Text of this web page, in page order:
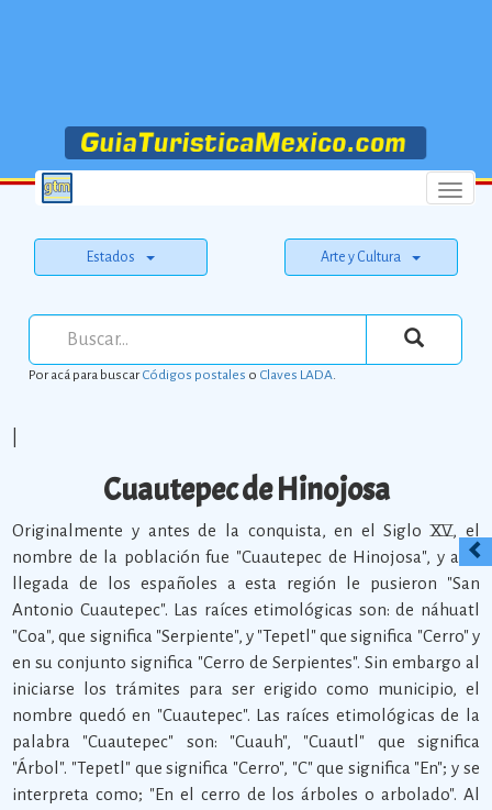
Menu
Estados Arte y Cultura
Por acá para buscarCódigos postales o Claves LADA.
Cuautepec de Hinojosa
Originalmente y antes de la conquista, en el Siglo XV, el
nombre de la población fue "Cuautepec de Hinojosa", y a la
llegada de los españoles a esta región le pusieron "San
Antonio Cuautepec". Las raíces etimológicas son: de náhuatl
"Coa", que significa "Serpiente", y "Tepetl" que significa "Cerro" y
en su conjunto significa "Cerro de Serpientes". Sin embargo al
iniciarse los trámites para ser erigido como municipio, el
nombre quedó en "Cuautepec". Las raíces etimológicas de la
palabra "Cuautepec" son: "Cuauh", "Cuautl" que significa
"Árbol". "Tepetl" que significa "Cerro", "C" que significa "En"; y se
interpreta como; "En el cerro de los árboles o arbolado". Al